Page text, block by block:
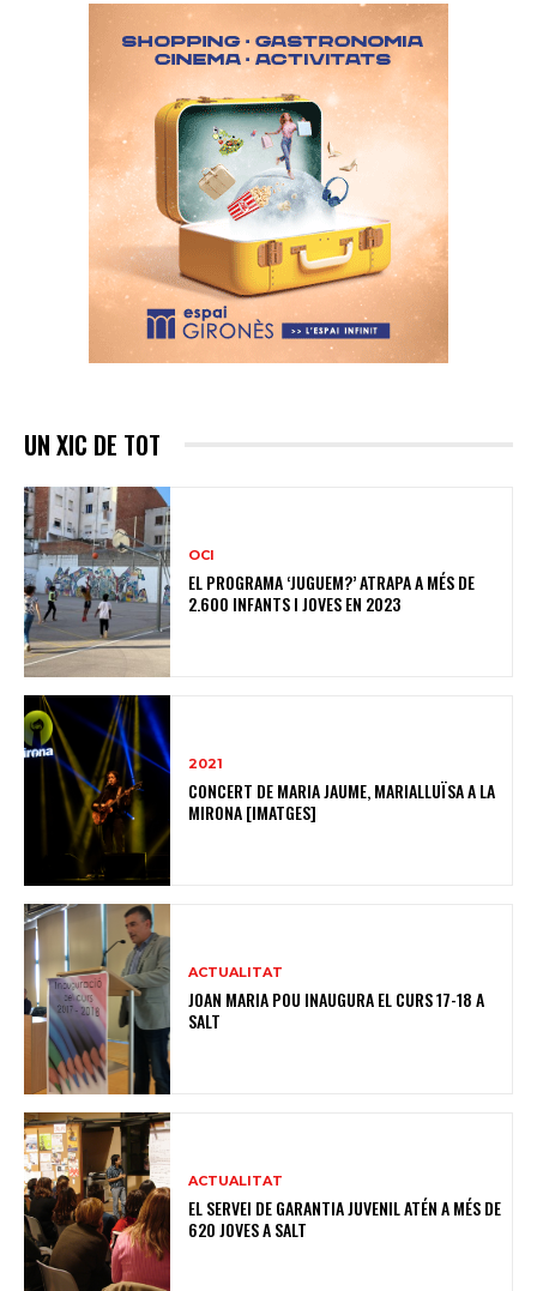
UN XIC DE TOT
OCI
EL PROGRAMA ‘JUGUEM?’ ATRAPA A MÉS DE
2.600 INFANTS I JOVES EN 2023
2021
CONCERT DE MARIA JAUME, MARIALLUÏSA A LA
MIRONA [IMATGES]
ACTUALITAT
JOAN MARIA POU INAUGURA EL CURS 17-18 A
SALT
ACTUALITAT
EL SERVEI DE GARANTIA JUVENIL ATÉN A MÉS DE
620 JOVES A SALT